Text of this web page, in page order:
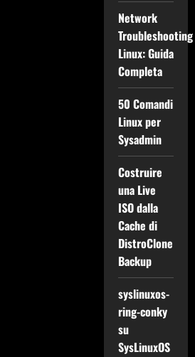
Network
Troubleshooting
Linux: Guida
Completa
50 Comandi
Linux per
Sysadmin
Costruire
una Live
ISO dalla
Cache di
DistroClone
Backup
syslinuxos-
ring-conky
su
SysLinuxOS